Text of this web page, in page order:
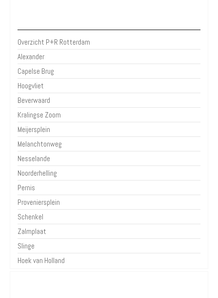
Overzicht P+R Rotterdam
Alexander
Capelse Brug
Hoogvliet
Beverwaard
Kralingse Zoom
Meijersplein
Melanchtonweg
Nesselande
Noorderhelling
Pernis
Proveniersplein
Schenkel
Zalmplaat
Slinge
Hoek van Holland